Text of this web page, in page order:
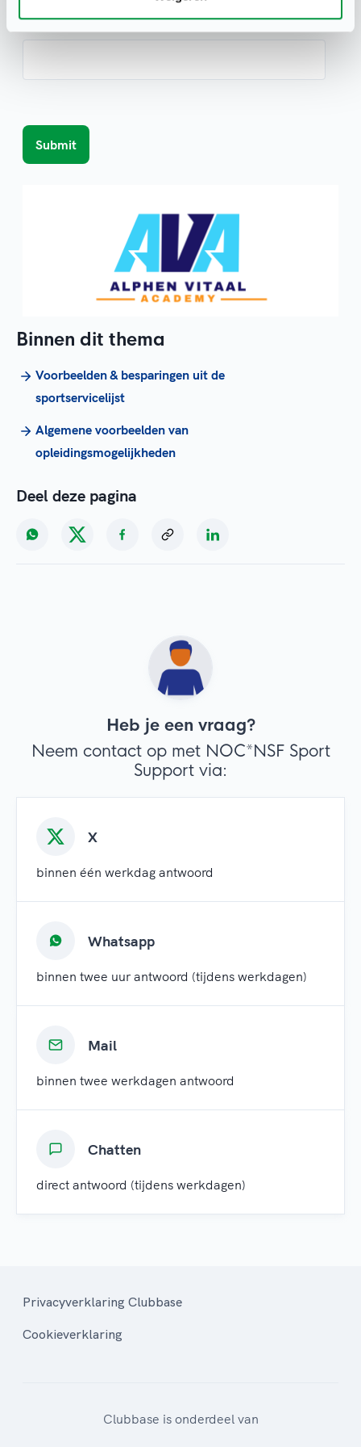
oog heeft*
Binnen dit thema
Voorbeelden & besparingen uit de
sportservicelijst
Algemene voorbeelden van
opleidingsmogelijkheden
Deel deze pagina
Heb je een vraag?
Neem contact op met NOC*NSF Sport
Support via:
X
binnen één werkdag antwoord
Whatsapp
binnen twee uur antwoord (tijdens werkdagen)
Mail
binnen twee werkdagen antwoord
Chatten
direct antwoord (tijdens werkdagen)
Privacyverklaring Clubbase
Cookieverklaring
Clubbase is onderdeel van